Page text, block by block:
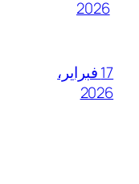
2026
17 فبراير،
2026